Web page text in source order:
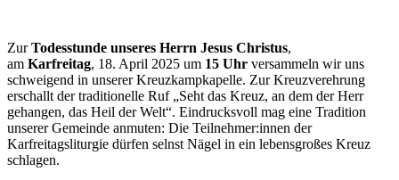
ZurTodesstunde unseres Herrn Jesus Christus,
am Karfreitag, 18. April 2025 um 15 Uhr versammeln wir uns
schweigend in unserer Kreuzkampkapelle. Zur Kreuzverehrung
erschallt der traditionelle Ruf „Seht das Kreuz, an dem der Herr
gehangen, das Heil der Welt“. Eindrucksvoll mag eine Tradition
unserer Gemeinde anmuten: Die Teilnehmer:innen der
Karfreitagsliturgie dürfen selnst Nägel in ein lebensgroßes Kreuz
schlagen.